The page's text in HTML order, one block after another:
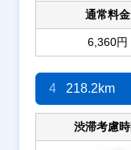
通常料金
6,360円
4 218.2km
渋滞考慮時